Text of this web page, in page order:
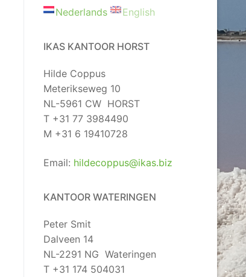
Nederlands English
IKAS KANTOOR HORST
Hilde Coppus
Meterikseweg 10
NL-5961 CW HORST
T +31 77 3984490
M +31 6 19410728
Email: hildecoppus@ikas.biz
KANTOOR WATERINGEN
Peter Smit
Dalveen 14
NL-2291 NG Wateringen
T +31 174 504031